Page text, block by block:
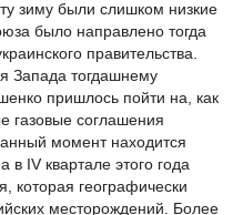
зиму были слишком низкие
было направлено тогда
правительства.
Запада тогдашнему
пришлось пойти на, как
газовые соглашения
момент находится
в IV квартале этого года
которая географически
месторождений. Более